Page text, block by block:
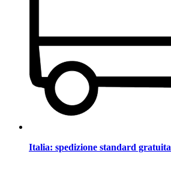
Italia: spedizione standard gratuita